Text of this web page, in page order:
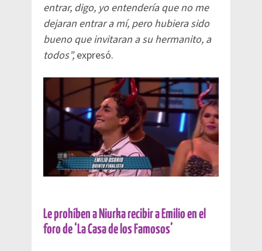
entrar, digo, yo entendería que no me
dejaran entrar a mí, pero hubiera sido
bueno que invitaran a su hermanito, a
todos”,expresó.
Le prohíben a Niurka recibir a Emilio en el
foro de ‘La Casa de los Famosos’